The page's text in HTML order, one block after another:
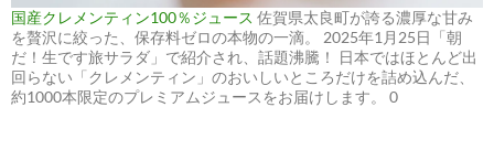
国産クレメンティン100％ジュース 佐賀県太良町が誇る濃厚な甘み
を贅沢に絞った、保存料ゼロの本物の一滴。 2025年1月25日「朝
だ！生です旅サラダ」で紹介され、話題沸騰！ 日本ではほとんど出
回らない「クレメンティン」のおいしいところだけを詰め込んだ、
約1000本限定のプレミアムジュースをお届けします。 0